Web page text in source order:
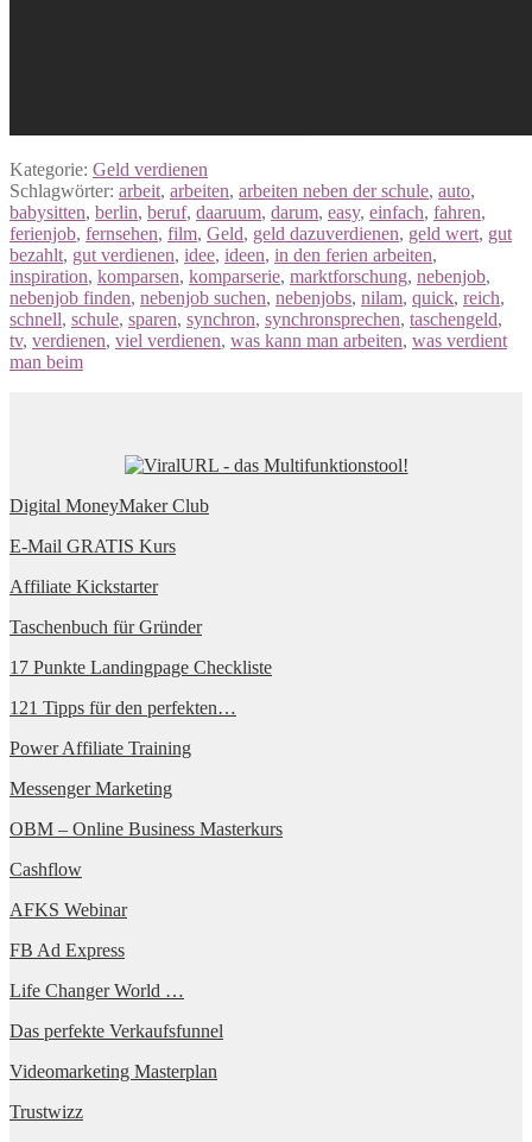
Kategorie: Geld verdienen
Schlagwörter: arbeit, arbeiten, arbeiten neben der schule, auto,
babysitten, berlin, beruf, daaruum, darum, easy, einfach, fahren,
ferienjob, fernsehen, film, Geld, geld dazuverdienen, geld wert, gut
bezahlt, gut verdienen, idee, ideen, in den ferien arbeiten,
inspiration, komparsen, komparserie, marktforschung, nebenjob,
nebenjob finden, nebenjob suchen, nebenjobs, nilam, quick, reich,
schnell, schule, sparen, synchron, synchronsprechen, taschengeld,
tv, verdienen, viel verdienen, was kann man arbeiten, was verdient
man beim
Digital MoneyMaker Club
E-Mail GRATIS Kurs
Affiliate Kickstarter
Taschenbuch für Gründer
17 Punkte Landingpage Checkliste
121 Tipps für den perfekten…
Power Affiliate Training
Messenger Marketing
OBM – Online Business Masterkurs
Cashflow
AFKS Webinar
FB Ad Express
Life Changer World …
Das perfekte Verkaufsfunnel
Videomarketing Masterplan
Trustwizz